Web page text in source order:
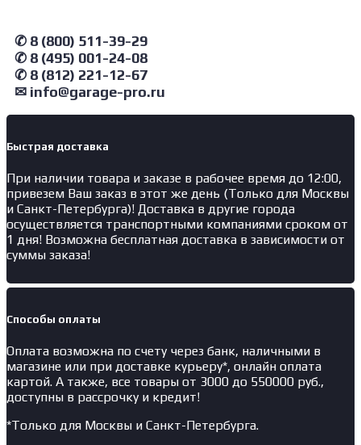
Стойка
упорная
7.5
т
✆ 8 (800) 511-39-29
✆ 8 (495) 001-24-08
✆ 8 (812) 221-12-67
✉ info@garage-pro.ru
Быстрая доставка
При наличии товара и заказе в рабочее время до 12:00,
привезем Ваш заказ в этот же день (Только для Москвы
и Санкт-Петербурга)! Доставка в другие города
осуществляется транспортными компаниями сроком от
1 дня! Возможна бесплатная доставка в зависимости от
суммы заказа!
Способы оплаты
Оплата возможна по счету через банк, наличными в
магазине или при доставке курьеру*, онлайн оплата
картой. А также, все товары от 3000 до 550000 руб.,
доступны в рассрочку и кредит!
*Только для Москвы и Санкт-Петербурга.